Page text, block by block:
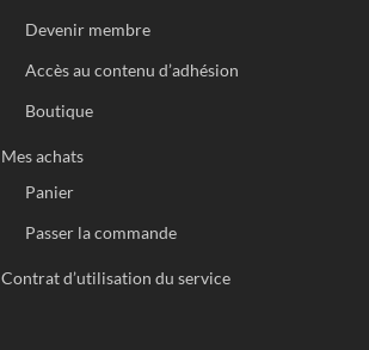
Devenir membre
Accès au contenu d’adhésion
Boutique
Mes achats
Panier
Passer la commande
Contrat d’utilisation du service